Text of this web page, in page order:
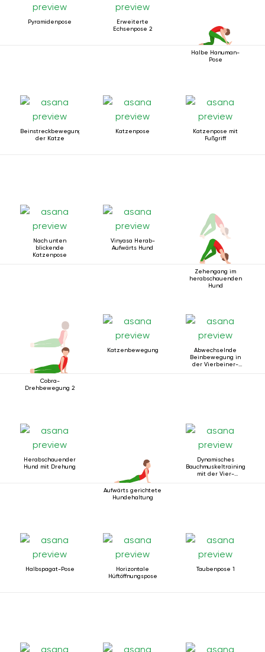
Pyramidenpose
Erweiterte
Echsenpose 2
Halbe Hanuman-
Pose
Beinstreckbewegung
der Katze
Katzenpose
Katzenpose mit
Fußgriff
Nach unten
blickende
Katzenpose
Vinyasa Herab-
Aufwärts Hund
Zehengang im
herabschauenden
Hund
Cobra-
Drehbewegung 2
Katzenbewegung
Abwechselnde
Beinbewegung in
der Vierbeiner-
Herabschauender
Hund mit Drehung
Aufwärts gerichtete
Hundehaltung
Dynamisches
Bauchmuskeltraining
mit der Vier-
Halbspagat-Pose
Horizontale
Hüftöffnungspose
Taubenpose 1